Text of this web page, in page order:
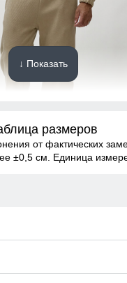
- это предмет гардероба,
и спортивных брюк.
карманы
карманы удобно
таких как ключи или
↓ Показать
размеров
от фактических
±0,5 см. Единица